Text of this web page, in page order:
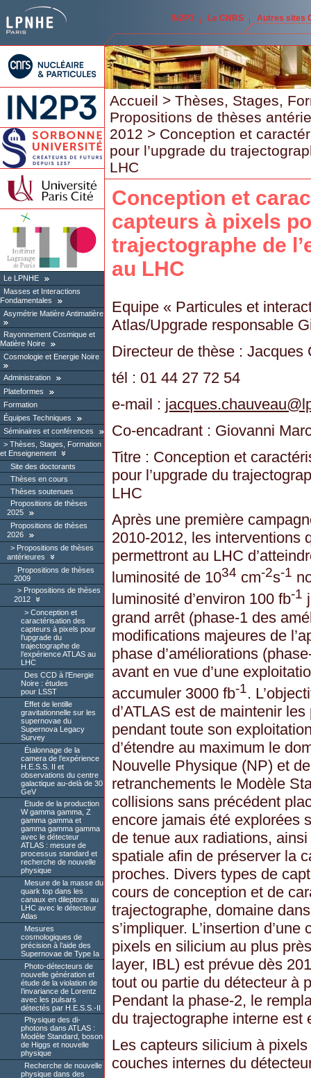
IN2P3 Le CNRS Autres sites
Le LPNHE
Masses et Interactions
Fondamentales
Asymétrie Matière Antimatière
Rayonnement Cosmique et
Matière Noire
Cosmologie et Energie Noire
Administration
Plateformes
Formation
Équipes Techniques
Séminaires et conférences
Thèses, Stages, Formation
et Enseignement
Site des doctorants
Thèses en cours
Thèses soutenues
Propositions de thèses
2025
Propositions de thèses
2026
Propositions de thèses
antérieures
Propositions de thèses
2009
Propositions de thèses
2012
Conception et
caractérisation des
capteurs à pixels pour
l’upgrade du
trajectographe de
l’expérience ATLAS au
LHC
Des CCD à l’Energie
Noire : études
pour LSST
Effet de lentille
gravitationnelle sur les
supernovae du
Supernova Legacy
Survey
Étalonnage de la
camera de l’expérience
H.E.S.S. II et
observations du centre
galactique au-delà de 30
GeV
Etude de la production
W gamma gamma, Z
gamma gamma et
gamma gamma gamma
avec le détecteur
ATLAS : mesure de
processus standard et
recherche de nouvelle
physique
Mesure de la masse du
quark top dans les
canaux en dileptons au
LHC avec le détecteur
Atlas
Mesures
cosmologiques de
précision à l’aide des
Supernovae de Type Ia
Photo-détecteurs de
nouvelle génération et
étude de la violation de
l’invariance de Lorentz
avec les pulsars
détectés par H.E.S.S.-II
Physique des di-
photons dans ATLAS :
Modèle Standard, boson
de Higgs et nouvelle
physique
Recherche de nouvelle
physique dans des
Accueil > Thèses, Stages,
Propositions de thèses
2012 > Conception et
pour l’upgrade du
LHC
Conception et
capteurs à pixels
trajectographe de
au LHC
Equipe « Particules et
Atlas/Upgrade responsable
Directeur de thèse : Jacques
tél : 01 44 27 72 54
e-mail : jacques.chauveau@
Co-encadrant : Giovanni
Titre : Conception et
pour l’upgrade du
LHC
Après une première
2010-2012, les interventions
permettront au LHC
luminosité de 1034 cm-2s-1
luminosité d’environ 100 fb-1
grand arrêt (phase-1 des
modifications majeures de
phase d’améliorations
avant en vue d’une
accumuler 3000 fb-1.
d’ATLAS est de maintenir
pendant toute son
d’étendre au maximum le
Nouvelle Physique (NP) et
retranchements le Modèle
collisions sans précédent
encore jamais été explorées
de tenue aux radiations,
spatiale afin de préserver la
proches. Divers types de
cours de conception et de
trajectographe, domaine
s’impliquer. L’insertion
pixels en silicium au plus
layer, IBL) est prévue dès
tout ou partie du détecteur à
Pendant la phase-2, le
du trajectographe interne est
Les capteurs silicium à
couches internes du